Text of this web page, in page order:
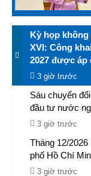
Kỳ họp
XVI: Công
2027 được áp
3 giờ trước
Sáu chuyển
đầu tư nước
3 giờ trước
Tháng 12/
phố Hồ Chí
3 giờ trước